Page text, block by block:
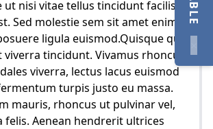
ut nisi vitae tellus tincidunt facilisis
Sed molestie sem sit amet enim
ligula euismod.Quisque quis
tincidunt. Vivamus rhoncus,
viverra, lectus lacus euismod
turpis justo eu massa.
mauris, rhoncus ut pulvinar vel,
felis. Aenean hendrerit ultrices